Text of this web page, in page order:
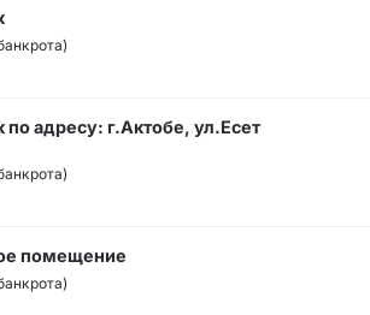
адресу: г.Актобе, ул.Есет
помещение